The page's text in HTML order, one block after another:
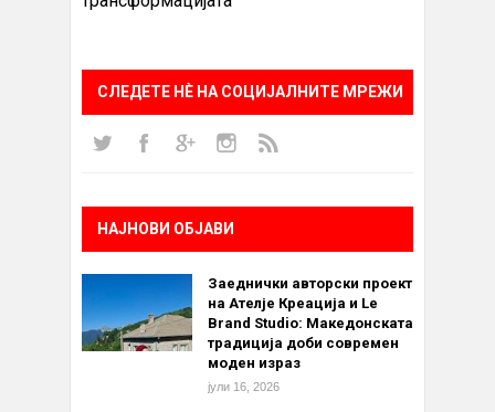
СЛЕДЕТЕ НÈ НА СОЦИЈАЛНИТЕ МРЕЖИ
НАЈНОВИ ОБЈАВИ
Заеднички авторски проект
на Ателје Креација и Le
Brand Studio: Македонската
традиција доби современ
моден израз
јули 16, 2026